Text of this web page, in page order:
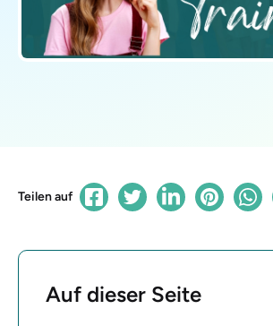
Teilen auf
Auf dieser Seite